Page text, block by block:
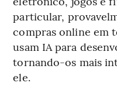
particular,
compras online em
usam IA para
tornando-os mais
ele.